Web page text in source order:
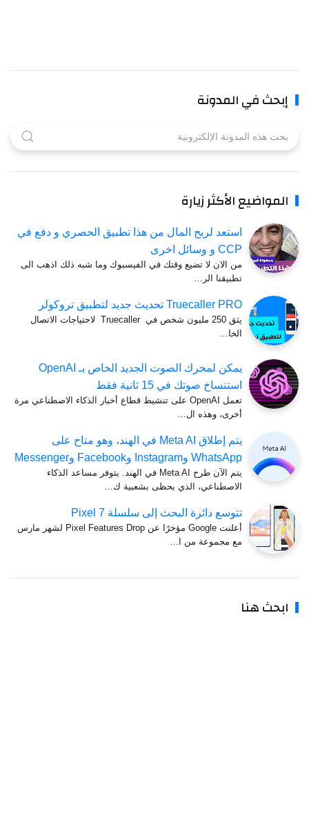
إبحث في المدونة
المواضيع الأكثر زيارة
استعد لربح المال من هذا تطبيق الحصري و دفع في
CCP و وسائل اخرى
من الان لا تضيع وقتك في الفيسبوك وما شبه ذلك اذهب الى
تطبيقنا الر…
Truecaller PRO تحديث جديد لتطبيق تروكولر
يثق 250 مليون شخص في Truecaller لاحتياجات الاتصال
الخا…
يمكن لمحرك الصوت الجديد الخاص بـ OpenAI
استنساخ صوتك في 15 ثانية فقط
تعمل OpenAI على تنشيط قطاع أخبار الذكاء الاصطناعي مرة
أخرى، وهذه ال…
يتم إطلاق Meta AI في الهند، وهو متاح على
WhatsApp وInstagram وFacebook وMessenger
يتم الآن طرح Meta AI في الهند. يتوفر مساعد الذكاء
الاصطناعي، الذي يحظى بشعبية ك…
تتوسع دائرة البحث إلى سلسلة Pixel 7
أعلنت Google مؤخرًا عن Pixel Features Drop لشهر مارس
مع مجموعة من ا…
ابحث هنا